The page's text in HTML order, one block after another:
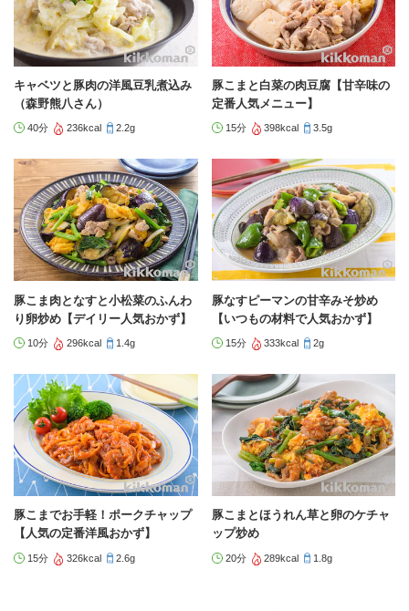
キャベツと豚肉の洋風豆乳煮込み
（森野熊八さん）
40分 236kcal 2.2g
豚こまと白菜の肉豆腐【甘辛味の
定番人気メニュー】
15分 398kcal 3.5g
豚こま肉となすと小松菜のふんわ
り卵炒め【デイリー人気おかず】
10分 296kcal 1.4g
豚なすピーマンの甘辛みそ炒め
【いつもの材料で人気おかず】
15分 333kcal 2g
豚こまでお手軽！ポークチャップ
【人気の定番洋風おかず】
15分 326kcal 2.6g
豚こまとほうれん草と卵のケチャ
ップ炒め
20分 289kcal 1.8g